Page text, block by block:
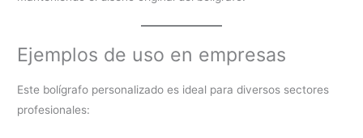
Ejemplos de uso en empresas
Este bolígrafo personalizado es ideal para diversos sectores
profesionales: